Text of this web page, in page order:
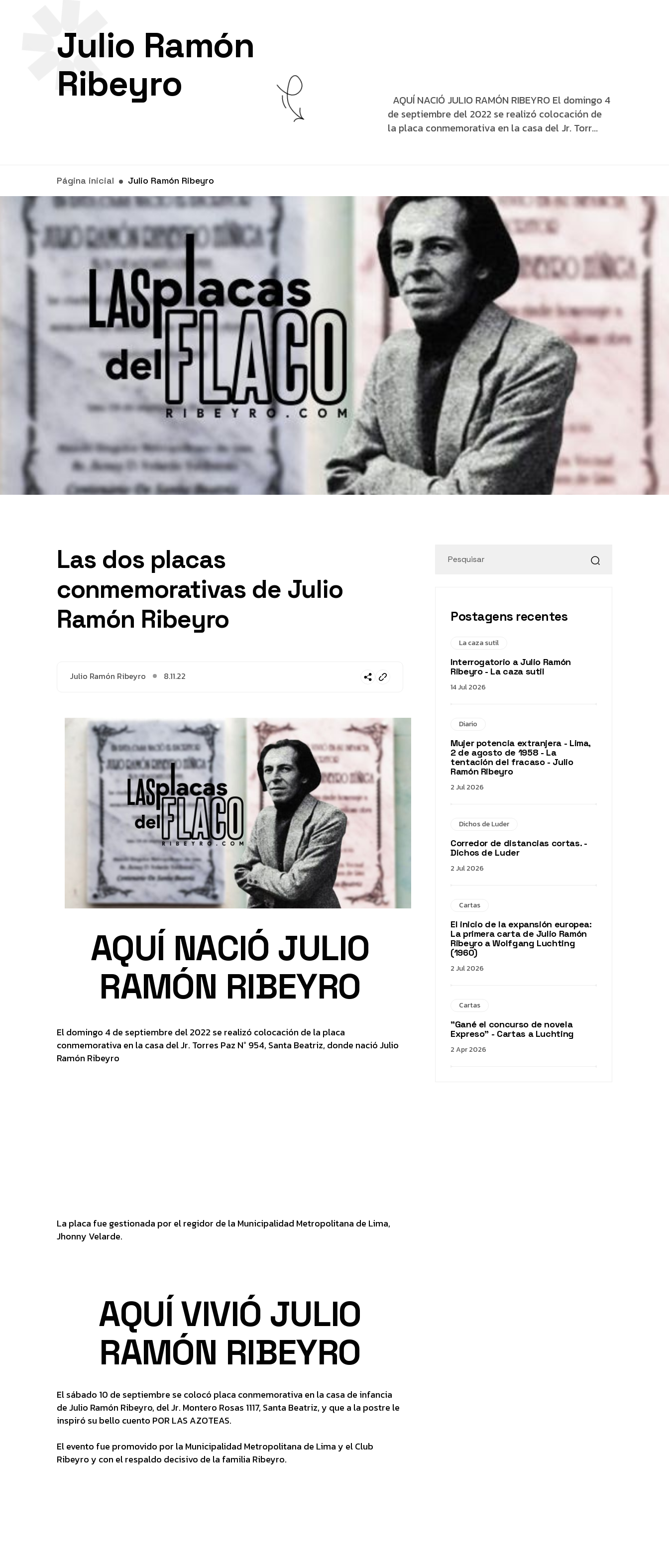
Julio Ramón
Ribeyro
AQUÍ NACIÓ JULIO RAMÓN RIBEYRO El domingo 4
de septiembre del 2022 se realizó colocación de
la placa conmemorativa en la casa del Jr. Torr...
Página inicial Julio Ramón Ribeyro
Las dos placas
conmemorativas de Julio
Ramón Ribeyro
Julio Ramón Ribeyro 8.11.22
AQUÍ NACIÓ JULIO
RAMÓN RIBEYRO
El domingo 4 de septiembre del 2022 se realizó colocación de la placa
conmemorativa en la casa del Jr. Torres Paz N° 954, Santa Beatriz, donde nació Julio
Ramón Ribeyro
La placa fue gestionada por el regidor de la Municipalidad Metropolitana de Lima,
Jhonny Velarde.
AQUÍ VIVIÓ JULIO
RAMÓN RIBEYRO
El sábado 10 de septiembre se colocó placa conmemorativa en la casa de infancia
de Julio Ramón Ribeyro, del Jr. Montero Rosas 1117, Santa Beatriz, y que a la postre le
inspiró su bello cuento POR LAS AZOTEAS.
El evento fue promovido por la Municipalidad Metropolitana de Lima y el Club
Ribeyro y con el respaldo decisivo de la familia Ribeyro.
Postagens recentes
La caza sutil
Interrogatorio a Julio Ramón
Ribeyro - La caza sutil
14 Jul 2026
Diario
Mujer potencia extranjera - Lima,
2 de agosto de 1958 - La
tentación del fracaso - Julio
Ramón Ribeyro
2 Jul 2026
Dichos de Luder
Corredor de distancias cortas. -
Dichos de Luder
2 Jul 2026
Cartas
El inicio de la expansión europea:
La primera carta de Julio Ramón
Ribeyro a Wolfgang Luchting
(1960)
2 Jul 2026
Cartas
"Gané el concurso de novela
Expreso" - Cartas a Luchting
2 Apr 2026